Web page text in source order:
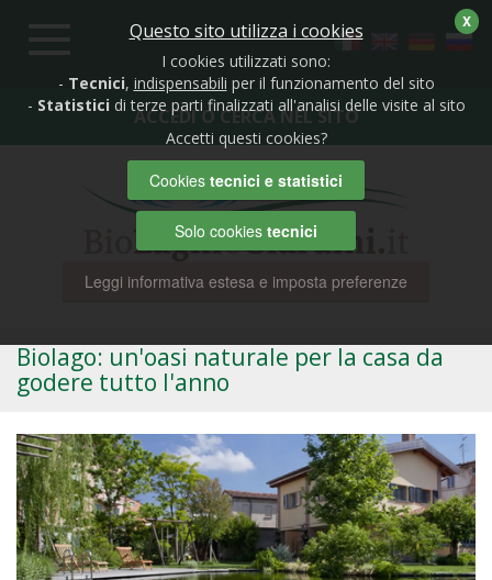
Toggle
navigation
ACCEDI O CERCA NEL SITO
Biolago: un'oasi naturale per la casa da
godere tutto l'anno
X
Questo sito utilizza i cookies
I cookies utilizzati sono:
- Tecnici, indispensabili per il funzionamento del sito
- Statistici di terze parti finalizzati all'analisi delle visite al sito
Accetti questi cookies?
Cookies tecnici e statistici
Solo cookies tecnici
Leggi informativa estesa e imposta preferenze